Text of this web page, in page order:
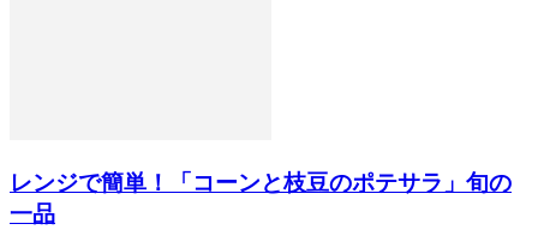
レンジで簡単！「コーンと枝豆のポテサラ」旬の
一品